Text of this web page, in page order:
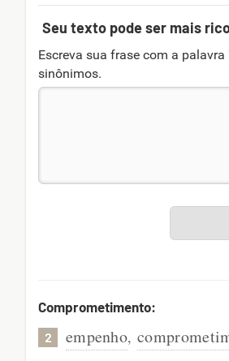
Seu texto pode ser mais
Escreva sua frase com a
sinônimos.
Comprometimento:
2 empenho,